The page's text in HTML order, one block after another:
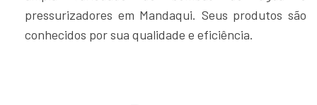
pressurizadores em Mandaqui. Seus produtos são
conhecidos por sua qualidade e eficiência.